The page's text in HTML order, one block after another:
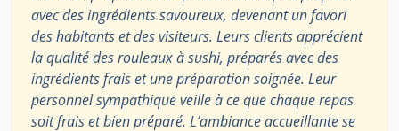
avec des ingrédients savoureux, devenant un favori
des habitants et des visiteurs. Leurs clients apprécient
la qualité des rouleaux à sushi, préparés avec des
ingrédients frais et une préparation soignée. Leur
personnel sympathique veille à ce que chaque repas
soit frais et bien préparé. L’ambiance accueillante se